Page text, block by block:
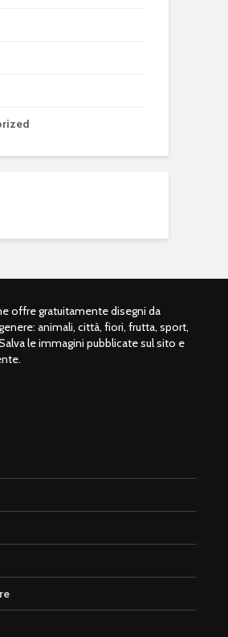
offre gratuitamente disegni da
animali, città, fiori, frutta, sport,
le immagini pubblicate sul sito e